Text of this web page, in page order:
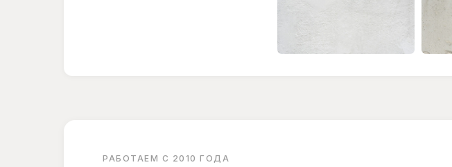
РАБОТАЕМ С 2010 ГОДА